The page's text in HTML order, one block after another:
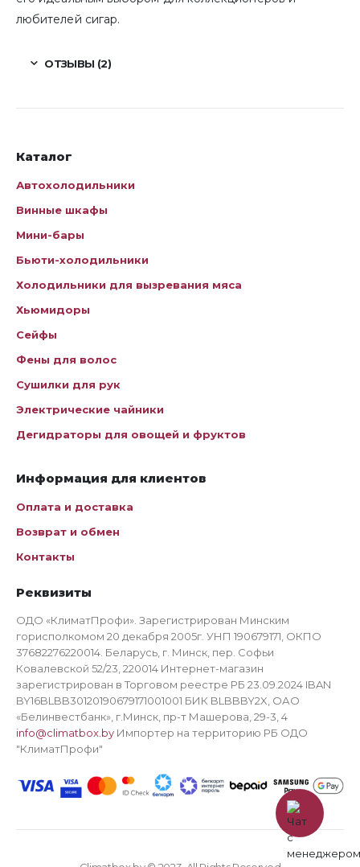
любителей сигар.
ОТЗЫВЫ (2)
Каталог
Автохолодильники
Винные шкафы
Мини-бары
Бьюти-холодильники
Холодильники для вызревания мяса
Хьюмидоры
Сейфы
Фены для волос
Сушилки для рук
Электрические чайники
Дегидраторы для овощей и фруктов
Информация для клиентов
Оплата и доставка
Возврат и обмен
Контакты
Реквизиты
ОДО «КлиматПрофи». Зарегистрирован Минским
горисполкомом 20 декабря 2005г. УНП 190679171, ОКПО
37682276220014. Беларусь, г. Минск, пер. Софьи
Ковалевской 52/23, 220014 Интернет-магазин
зарегистрирован в Торговом реестре РБ 23.09.2024 IBAN
BY16BLBB30120190679171001001 БИК BLBBBY2X, ОАО
«Белинвестбанк», г.Минск, пр-т Машерова, 29-3, 4
info@climatbox.by Импортер на территорию РБ ОДО
"КлиматПрофи"